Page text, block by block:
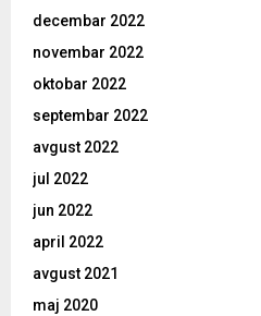
decembar 2022
novembar 2022
oktobar 2022
septembar 2022
avgust 2022
jul 2022
jun 2022
april 2022
avgust 2021
maj 2020